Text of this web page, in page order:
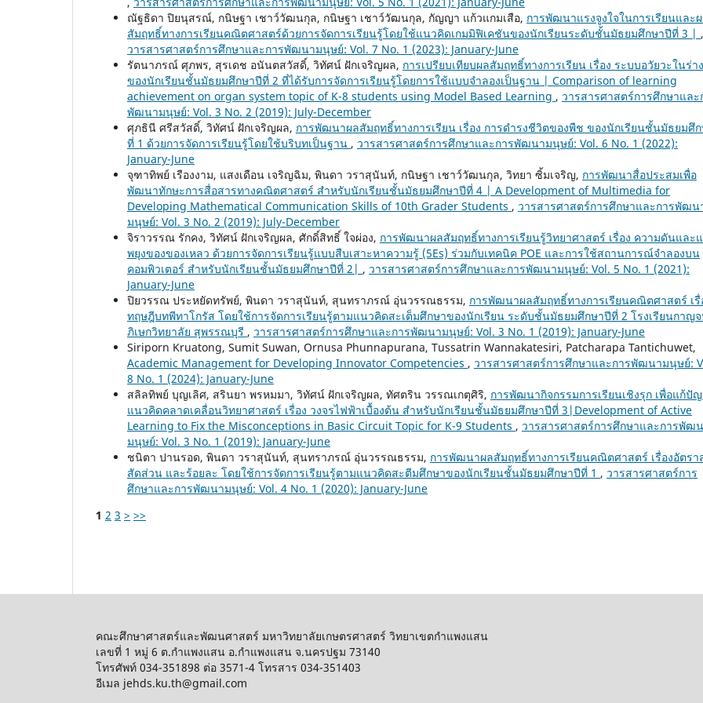
ณัฐธิดา ปิยนุสรณ์, กนิษฐา เชาว์วัฒนกุล, กนิษฐา เชาว์วัฒนกุล, กัญญา แก้วแกมเสือ, การพัฒนาแรงจูงใจในการเรียนและ
สัมฤทธิ์ทางการเรียนคณิตศาสตร์ด้วยการจัดการเรียนรู้โดยใช้แนวคิดเกมมิฟิเคชันของนักเรียนระดับชั้นมัธยมศึกษาปีที่ 3 | ,
วารสารศาสตร์การศึกษาและการพัฒนามนุษย์: Vol. 7 No. 1 (2023): January-June
รัตนาภรณ์ ศุภพร, สุรเดช อนันตสวัสดิ์, วิทัศน์ ฝักเจริญผล, การเปรียบเทียบผลสัมฤทธิ์ทางการเรียน เรื่อง ระบบอวัยวะในร่า
ของนักเรียนชั้นมัธยมศึกษาปีที่ 2 ที่ได้รับการจัดการเรียนรู้โดยการใช้แบบจำลองเป็นฐาน | Comparison of learning
achievement on organ system topic of K-8 students using Model Based Learning , วารสารศาสตร์การศึกษาและ
พัฒนามนุษย์: Vol. 3 No. 2 (2019): July-December
ศุภธินี ศรีสวัสดิ์, วิทัศน์ ฝักเจริญผล, การพัฒนาผลสัมฤทธิ์ทางการเรียน เรื่อง การดำรงชีวิตของพืช ของนักเรียนชั้นมัธยมศึ
ที่ 1 ด้วยการจัดการเรียนรู้โดยใช้บริบทเป็นฐาน , วารสารศาสตร์การศึกษาและการพัฒนามนุษย์: Vol. 6 No. 1 (2022):
January-June
จุฑาทิพย์ เรืองงาม, แสงเดือน เจริญฉิม, พินดา วราสุนันท์, กนิษฐา เชาว์วัฒนกุล, วิทยา ซิ้มเจริญ, การพัฒนาสื่อประสมเพื่อ
พัฒนาทักษะการสื่อสารทางคณิตศาสตร์ สำหรับนักเรียนชั้นมัธยมศึกษาปีที่ 4 | A Development of Multimedia for
Developing Mathematical Communication Skills of 10th Grader Students , วารสารศาสตร์การศึกษาและการพัฒน
มนุษย์: Vol. 3 No. 2 (2019): July-December
จิราวรรณ รักคง, วิทัศน์ ฝักเจริญผล, ศักดิ์สิทธิ์ ใจผ่อง, การพัฒนาผลสัมฤทธิ์ทางการเรียนรู้วิทยาศาสตร์ เรื่อง ความดันและ
พยุงของของเหลว ด้วยการจัดการเรียนรู้แบบสืบเสาะหาความรู้ (5Es) ร่วมกับเทคนิค POE และการใช้สถานการณ์จำลองบน
คอมพิวเตอร์ สำหรับนักเรียนชั้นมัธยมศึกษาปีที่ 2| , วารสารศาสตร์การศึกษาและการพัฒนามนุษย์: Vol. 5 No. 1 (2021):
January-June
ปิยวรรณ ประหยัดทรัพย์, พินดา วราสุนันท์, สุนทราภรณ์ อุ่นวรรณธรรม, การพัฒนาผลสัมฤทธิ์ทางการเรียนคณิตศาสตร์ เรื่
ทฤษฎีบทพีทาโกรัส โดยใช้การจัดการเรียนรู้ตามแนวคิดสะเต็มศึกษาของนักเรียน ระดับชั้นมัธยมศึกษาปีที่ 2 โรงเรียนกาญ
ภิเษกวิทยาลัย สุพรรณบุรี , วารสารศาสตร์การศึกษาและการพัฒนามนุษย์: Vol. 3 No. 1 (2019): January-June
Siriporn Kruatong, Sumit Suwan, Ornusa Phunnapurana, Tussatrin Wannakatesiri, Patcharapa Tantichuwet,
Academic Management for Developing Innovator Competencies , วารสารศาสตร์การศึกษาและการพัฒนามนุษย์:
8 No. 1 (2024): January-June
สลิลทิพย์ บุญเลิศ, สรินยา พรหมมา, วิทัศน์ ฝักเจริญผล, ทัศตริน วรรณเกตุศิริ, การพัฒนากิจกรรมการเรียนเชิงรุก เพื่อแก้ปั
แนวคิดคลาดเคลื่อนวิทยาศาสตร์ เรื่อง วงจรไฟฟ้าเบื้องต้น สำหรับนักเรียนชั้นมัธยมศึกษาปีที่ 3|Development of Active
Learning to Fix the Misconceptions in Basic Circuit Topic for K-9 Students , วารสารศาสตร์การศึกษาและการพัฒ
มนุษย์: Vol. 3 No. 1 (2019): January-June
ชนิตา ปานรอด, พินดา วราสุนันท์, สุนทราภรณ์ อุ่นวรรณธรรม, การพัฒนาผลสัมฤทธิ์ทางการเรียนคณิตศาสตร์ เรื่องอัตรา
สัดส่วน และร้อยละ โดยใช้การจัดการเรียนรู้ตามแนวคิดสะตีมศึกษาของนักเรียนชั้นมัธยมศึกษาปีที่ 1 , วารสารศาสตร์การ
ศึกษาและการพัฒนามนุษย์: Vol. 4 No. 1 (2020): January-June
1 2 3 > >>
คณะศึกษาศาสตร์และพัฒนศาสตร์ มหาวิทยาลัยเกษตรศาสตร์ วิทยาเขตกำแพงแสน
เลขที่ 1 หมู่ 6 ต.กำแพงแสน อ.กำแพงแสน จ.นครปฐม 73140
โทรศัพท์ 034-351898 ต่อ 3571-4 โทรสาร 034-351403
อีเมล jehds.ku.th@gmail.com